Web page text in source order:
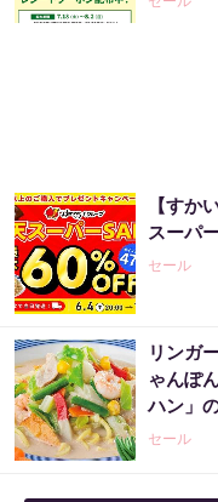
アマゾ
PR（ハー
「え、
以上が
PR（
【すか
スーパ
セール
リンガ
ゃんぽ
ハン」
セール